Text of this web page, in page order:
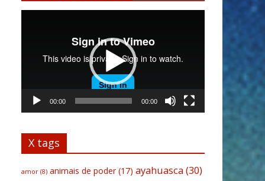
00:00 00:00
X tags
amor (8) animais de poder(17) ayahuasca(30)